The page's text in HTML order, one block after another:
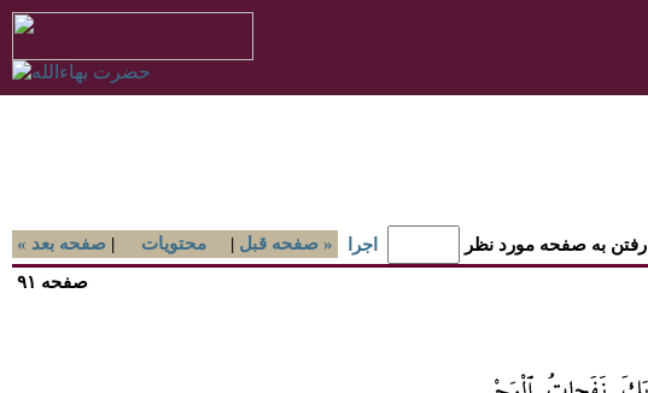
« صفحه بعد | محتويات | صفحه قبل » رفتن به صفحه مورد نظر اجرا